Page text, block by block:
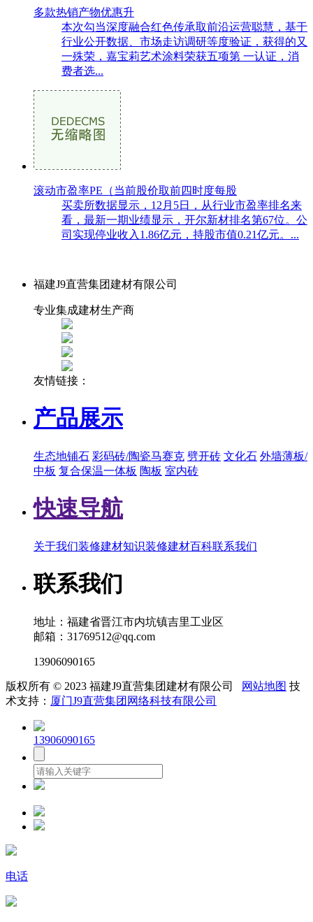
多款热销产物优惠升
本次勾当深度融合红色传承取前沿运营聪慧，基于
行业公开数据、市场走访调研等度验证，获得的又
一殊荣，嘉宝莉艺术涂料荣获五项第 一认证，消
费者选...
滚动市盈率PE（当前股价取前四时度每股
买卖所数据显示，12月5日，从行业市盈率排名来
看，最新一期业绩显示，开尔新材排名第67位。公
司实现停业收入1.86亿元，持股市值0.21亿元。...
福建J9直营集团建材有限公司
专业集成建材生产商
友情链接：
产品展示
生态地铺石 彩码砖/陶瓷马赛克 劈开砖 文化石 外墙薄板/
中板 复合保温一体板 陶板 室内砖
快速导航
关于我们装修建材知识装修建材百科联系我们
联系我们
地址：福建省晋江市内坑镇吉里工业区
邮箱：31769512@qq.com
13906090165
版权所有 © 2023 福建J9直营集团建材有限公司 网站地图 技
术支持： 厦门J9直营集团网络科技有限公司
13906090165
电话